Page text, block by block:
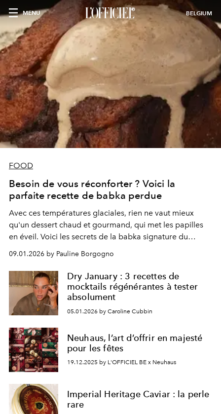
MENU BELGIUM
FOOD
Besoin de vous réconforter ? Voici la
parfaite recette de babka perdue
Avec ces températures glaciales, rien ne vaut mieux
qu'un dessert chaud et gourmand, qui met les papilles
en éveil. Voici les secrets de la babka signature du
restaurant parisien Babi.
09.01.2026 by Pauline Borgogno
Dry January : 3 recettes de
mocktails régénérantes à tester
absolument
05.01.2026 by Caroline Cubbin
Neuhaus, l’art d’offrir en majesté
pour les fêtes
19.12.2025 by L'OFFICIEL BE x Neuhaus
Imperial Heritage Caviar : la perle
rare